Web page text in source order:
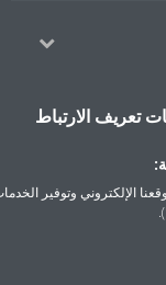
الارتباط
وتوفير الخدمات التي